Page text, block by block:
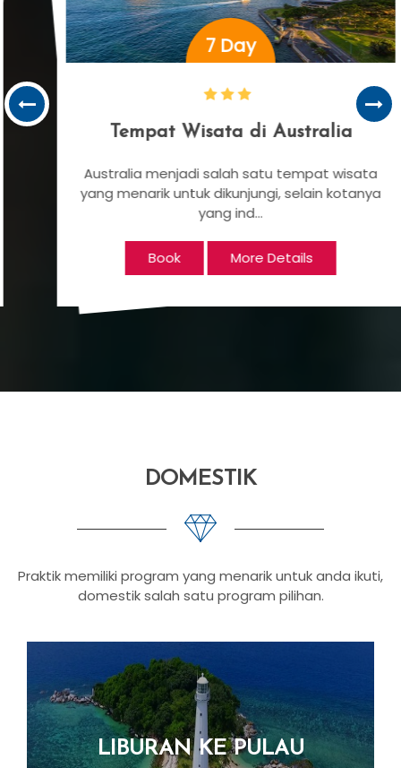
Tempat Wisata di Australia
Australia menjadi salah satu tempat wisata
yang menarik untuk dikunjungi, selain kotanya
Book More Details
domestik salah satu program pilihan.
LIBURAN KE PULAU
BELITUNG